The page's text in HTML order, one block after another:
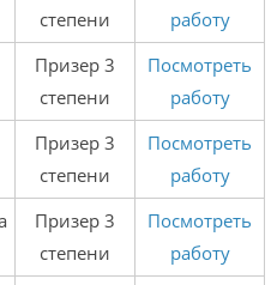
степени
работу
Призер 3
степени
Посмотреть
работу
Призер 3
степени
Посмотреть
работу
Призер 3
степени
Посмотреть
работу